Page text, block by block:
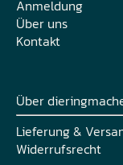
Anmeldung
Über uns
Kontakt
Über
Lieferung &
Widerrufsrecht